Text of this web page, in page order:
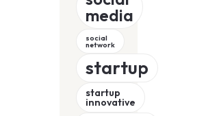
media
social
network
startup
startup
innovative